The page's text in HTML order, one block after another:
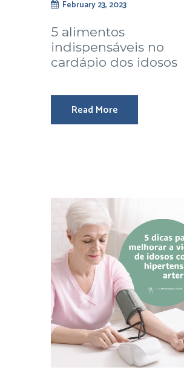
February 23, 2023
5 alimentos
indispensáveis no
cardápio dos idosos
Read More